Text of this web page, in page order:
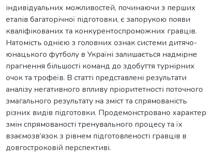
індивідуальних можливостей, починаючи з перших
етапів багаторічної підготовки, є запорукою появи
кваліфікованих та конкурентоспроможних гравців.
Натомість однією з головних ознак системи дитячо-
юнацького футболу в Україні залишається надмірне
прагнення більшості команд до здобуття турнірних
очок та трофеїв. В статті представлені результати
аналізу негативного впливу пріоритетності поточного
змагального результату на зміст та спрямованість
різних видів підготовки. Продемонстровано характер
змін спрямованості тренувального процесу та їх
взаємозв’язок з рівнем підготовленості гравців в
довгостроковій перспективі.